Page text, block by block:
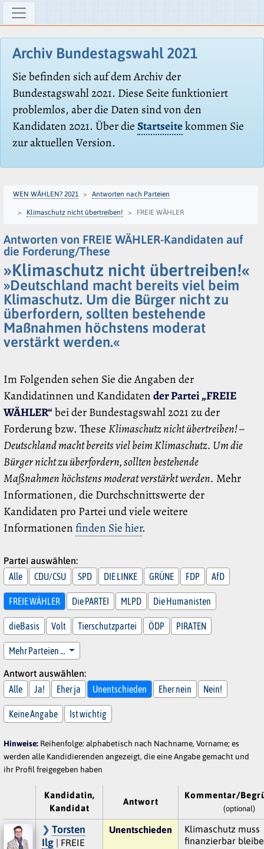
Archiv Bundestagswahl 2021
Sie befinden sich auf dem Archiv der
Bundestagswahl 2021. Diese Seite funktioniert
problemlos, aber die Daten sind von den
Kandidaten 2021. Über dieStartseitekommen Sie
zur aktuellen Version.
WEN WÄHLEN? 2021 Antworten nach Parteien
Klimaschutz nicht übertreiben! FREIE WÄHLER
Antworten von FREIE WÄHLER-Kandidaten auf
die Forderung/These
»Klimaschutz nicht übertreiben!«
»Deutschland macht bereits viel beim
Klimaschutz. Um die Bürger nicht zu
überfordern, sollten bestehende
Maßnahmen höchstens moderat
verstärkt werden.«
Im Folgenden sehen Sie die Angaben der
Kandidatinnen und Kandidatender Partei „FREIE
WÄHLER“bei der Bundestagswahl 2021 zu der
Forderung bzw. TheseKlimaschutz nicht übertreiben! –
Deutschland macht bereits viel beim Klimaschutz. Um die
Bürger nicht zu überfordern, sollten bestehende
Maßnahmen höchstens moderat verstärkt werden. Mehr
Informationen, die Durchschnittswerte der
Kandidaten pro Partei und viele weitere
Informationen finden Sie hier.
Partei auswählen:
Alle
CDU/CSU SPD DIE LINKE GRÜNE FDP AfD
FREIE WÄHLER Die PARTEI MLPD Die Humanisten
dieBasis Volt Tierschutzpartei ÖDP PIRATEN
Mehr Parteien …
Antwort auswählen:
Alle
Ja! Eher ja Unentschieden Eher nein Nein!
Keine Angabe Ist wichtig
Hinweise: Reihenfolge: alphabetisch nach Nachname, Vorname; es
werden alle Kandidierenden angezeigt, die eine Angabe gemacht und
ihr Profil freigegeben haben
Kandidatin,
Kandidat
Antwort
Kommentar/
(optional)
Torsten
Ilg| FREIE
Unentschieden
Klimaschutz muss
finanzierbar